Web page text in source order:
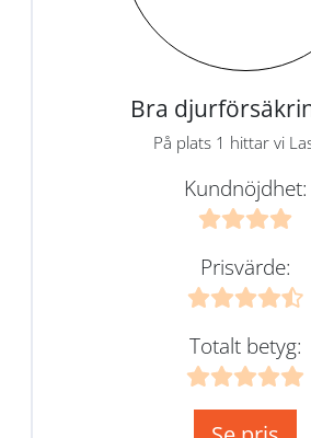
Bra
På plats 1 hittar vi
Kundnöjdhet:
Prisvärde:
Totalt betyg: